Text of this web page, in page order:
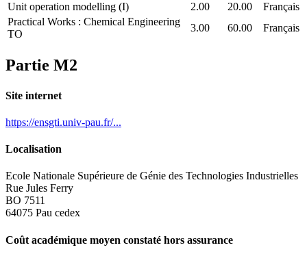
Unit operation modelling (I)
2.00 20.00
Français
Practical Works : Chemical Engineering
TO
3.00 60.00 Français
Partie M2
Site internet
https://ensgti.univ-pau.fr/...
Localisation
Ecole Nationale Supérieure de Génie des Technologies Industrielles
Rue Jules Ferry
BO 7511
64075 Pau cedex
Coût académique moyen constaté hors assurance